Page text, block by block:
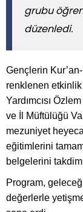
grubu
düzenledi.
Gençlerin
renklenen
Yardımcısı
ve İl Müftülüğü
mezuniyet
eğitimlerini
belgelerini
Program,
değerlerle